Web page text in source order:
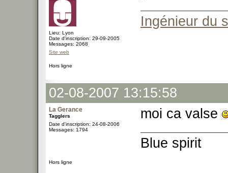
Lieu: Lyon
Date d'inscription: 29-09-2005
Messages: 2068
Site web
Ingénieur du
Hors ligne
02-08-2007 13:15:58
La Gerance
Tagglers
Date d'inscription: 24-08-2006
Messages: 1794
moi ca valse
Blue spirit
Hors ligne